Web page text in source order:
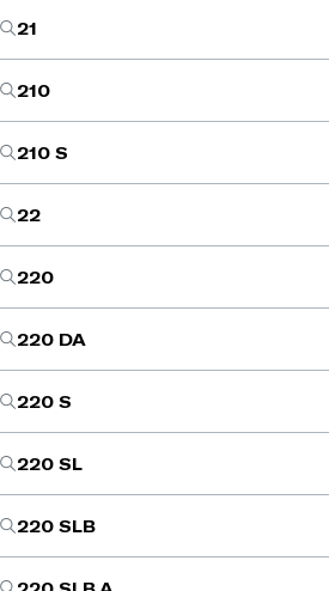
21
210
210 S
22
220
220 DA
220 S
220 SL
220 SLB